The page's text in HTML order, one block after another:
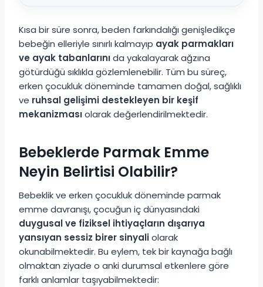
Kısa bir süre sonra, beden farkındalığı genişledikçe
bebeğin elleriyle sınırlı kalmayıp ayak parmakları
ve ayak tabanlarınıda yakalayarak ağzına
götürdüğü sıklıkla gözlemlenebilir. Tüm bu süreç,
erken çocukluk döneminde tamamen doğal, sağlıklı
ve ruhsal gelişimi destekleyen bir keşif
mekanizmasıolarak değerlendirilmektedir.
Bebeklerde Parmak Emme
Neyin Belirtisi Olabilir?
Bebeklik ve erken çocukluk döneminde parmak
emme davranışı, çocuğun iç dünyasındaki
duygusal ve fiziksel ihtiyaçların dışarıya
yansıyan sessiz birer sinyaliolarak
okunabilmektedir. Bu eylem, tek bir kaynağa bağlı
olmaktan ziyade o anki durumsal etkenlere göre
farklı anlamlar taşıyabilmektedir: